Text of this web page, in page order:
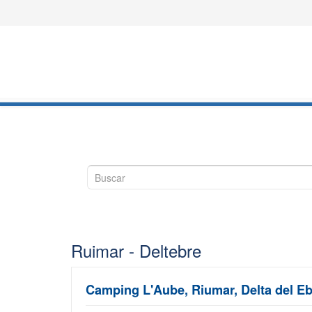
Ruimar - Deltebre
Camping L'Aube, Riumar, Delta del